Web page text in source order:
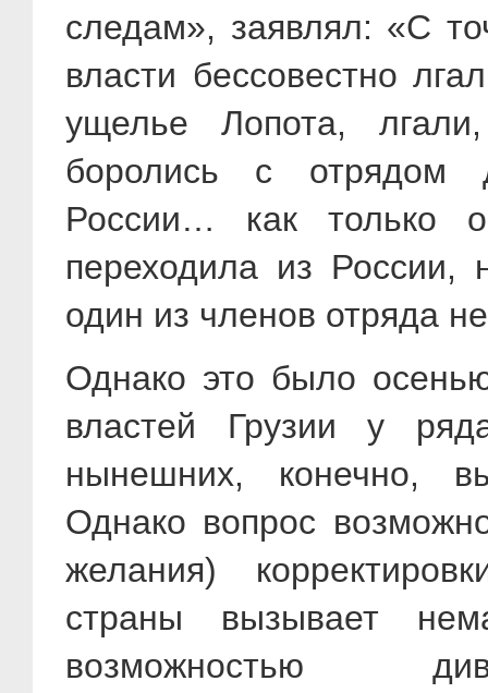
следам», заявлял: «С
власти бессовестно
ущелье Лопота,
боролись с отрядом
России… как только
переходила из России,
один из членов отряда
Однако это было
властей Грузии у
нынешних, конечно,
Однако вопрос
желания)
страны вызывает
возможностью